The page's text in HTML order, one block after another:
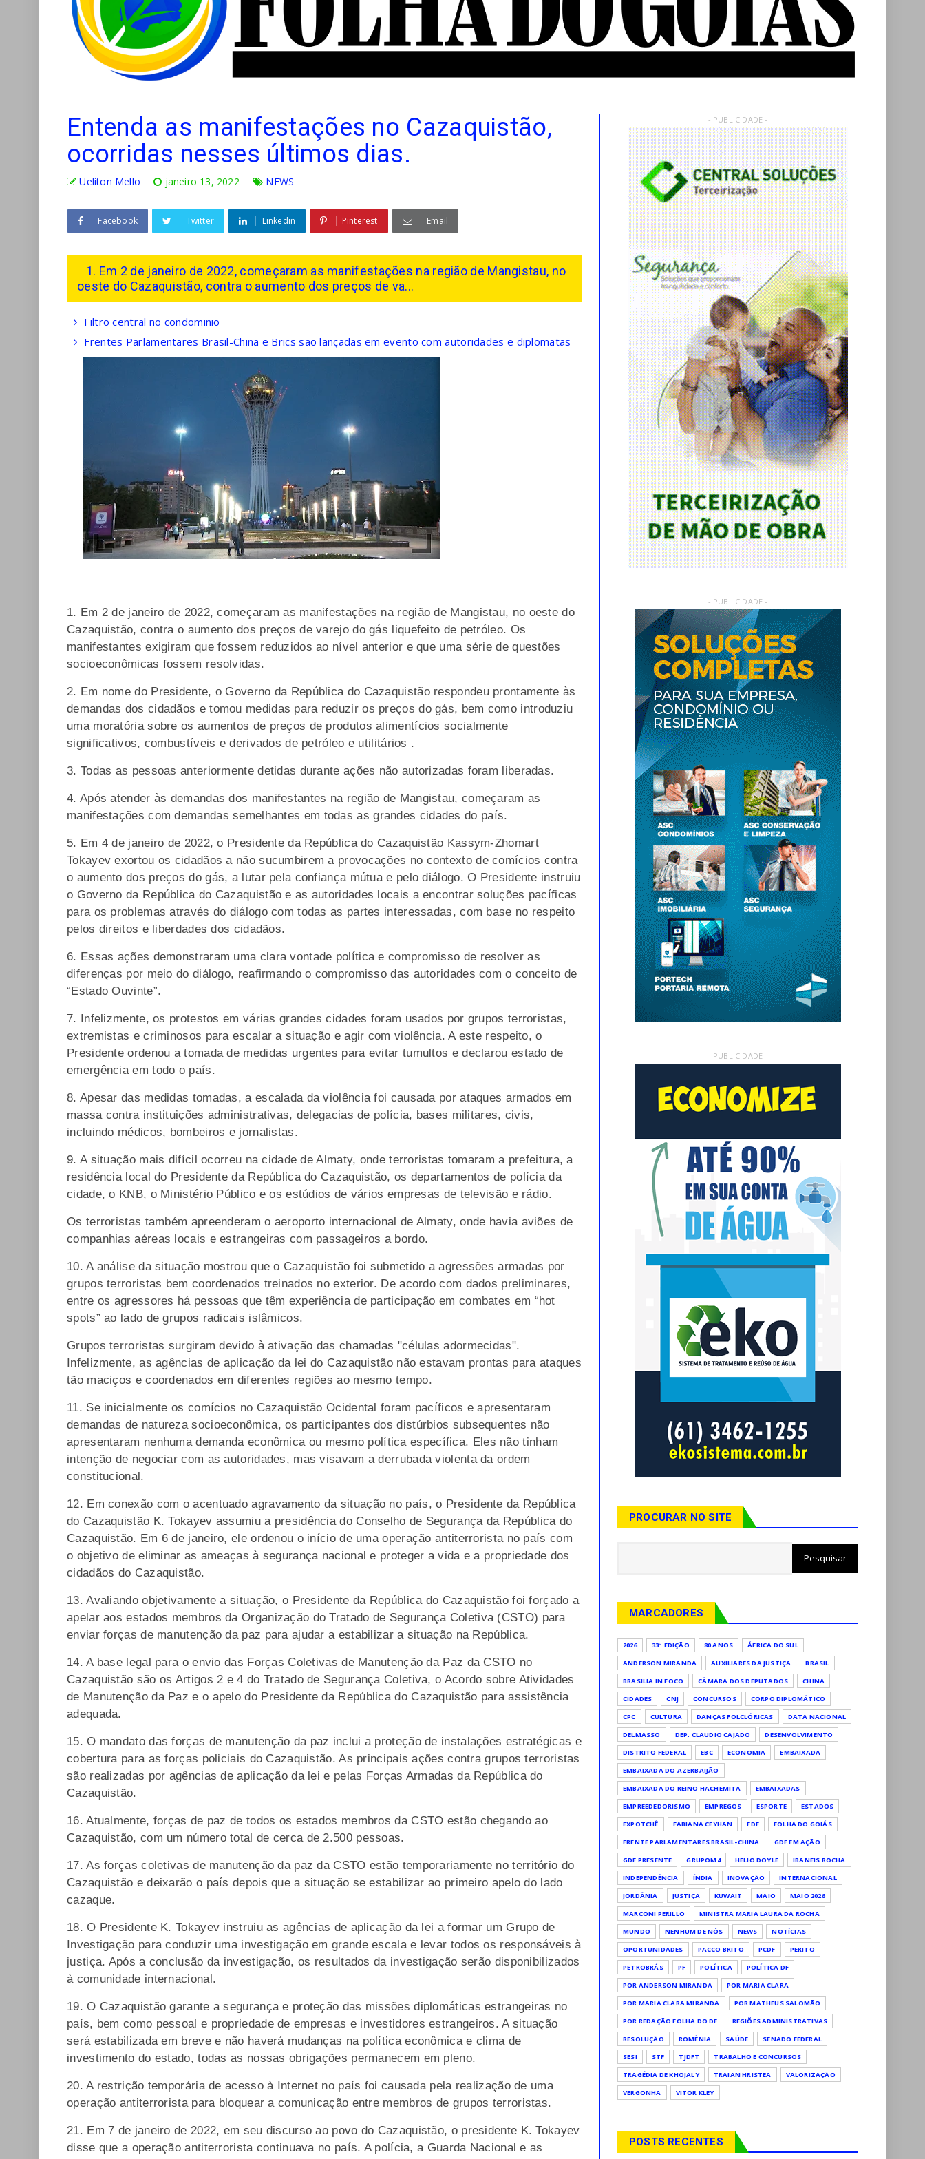
Entenda as manifestações no Cazaquistão,
ocorridas nesses últimos dias.
Ueliton Mello janeiro 13, 2022 NEWS
Facebook Twitter Linkedin Pinterest Email
1. Em 2 de janeiro de 2022, começaram as manifestações na região de Mangistau, no
oeste do Cazaquistão, contra o aumento dos preços de va...
Filtro central no condominio
Frentes Parlamentares Brasil-China e Brics são lançadas em evento com autoridades e diplomatas
1. Em 2 de janeiro de 2022, começaram as manifestações na região de Mangistau, no oeste do
Cazaquistão, contra o aumento dos preços de varejo do gás liquefeito de petróleo. Os
manifestantes exigiram que fossem reduzidos ao nível anterior e que uma série de questões
socioeconômicas fossem resolvidas.
2. Em nome do Presidente, o Governo da República do Cazaquistão respondeu prontamente às
demandas dos cidadãos e tomou medidas para reduzir os preços do gás, bem como introduziu
uma moratória sobre os aumentos de preços de produtos alimentícios socialmente
significativos, combustíveis e derivados de petróleo e utilitários .
3. Todas as pessoas anteriormente detidas durante ações não autorizadas foram liberadas.
4. Após atender às demandas dos manifestantes na região de Mangistau, começaram as
manifestações com demandas semelhantes em todas as grandes cidades do país.
5. Em 4 de janeiro de 2022, o Presidente da República do Cazaquistão Kassym-Zhomart
Tokayev exortou os cidadãos a não sucumbirem a provocações no contexto de comícios contra
o aumento dos preços do gás, a lutar pela confiança mútua e pelo diálogo. O Presidente instruiu
o Governo da República do Cazaquistão e as autoridades locais a encontrar soluções pacíficas
para os problemas através do diálogo com todas as partes interessadas, com base no respeito
pelos direitos e liberdades dos cidadãos.
6. Essas ações demonstraram uma clara vontade política e compromisso de resolver as
diferenças por meio do diálogo, reafirmando o compromisso das autoridades com o conceito de
“Estado Ouvinte”.
7. Infelizmente, os protestos em várias grandes cidades foram usados por grupos terroristas,
extremistas e criminosos para escalar a situação e agir com violência. A este respeito, o
Presidente ordenou a tomada de medidas urgentes para evitar tumultos e declarou estado de
emergência em todo o país.
8. Apesar das medidas tomadas, a escalada da violência foi causada por ataques armados em
massa contra instituições administrativas, delegacias de polícia, bases militares, civis,
incluindo médicos, bombeiros e jornalistas.
9. A situação mais difícil ocorreu na cidade de Almaty, onde terroristas tomaram a prefeitura, a
residência local do Presidente da República do Cazaquistão, os departamentos de polícia da
cidade, o KNB, o Ministério Público e os estúdios de vários empresas de televisão e rádio.
Os terroristas também apreenderam o aeroporto internacional de Almaty, onde havia aviões de
companhias aéreas locais e estrangeiras com passageiros a bordo.
10. A análise da situação mostrou que o Cazaquistão foi submetido a agressões armadas por
grupos terroristas bem coordenados treinados no exterior. De acordo com dados preliminares,
entre os agressores há pessoas que têm experiência de participação em combates em “hot
spots” ao lado de grupos radicais islâmicos.
Grupos terroristas surgiram devido à ativação das chamadas "células adormecidas".
Infelizmente, as agências de aplicação da lei do Cazaquistão não estavam prontas para ataques
tão maciços e coordenados em diferentes regiões ao mesmo tempo.
11. Se inicialmente os comícios no Cazaquistão Ocidental foram pacíficos e apresentaram
demandas de natureza socioeconômica, os participantes dos distúrbios subsequentes não
apresentaram nenhuma demanda econômica ou mesmo política específica. Eles não tinham
intenção de negociar com as autoridades, mas visavam a derrubada violenta da ordem
constitucional.
12. Em conexão com o acentuado agravamento da situação no país, o Presidente da República
do Cazaquistão K. Tokayev assumiu a presidência do Conselho de Segurança da República do
Cazaquistão. Em 6 de janeiro, ele ordenou o início de uma operação antiterrorista no país com
o objetivo de eliminar as ameaças à segurança nacional e proteger a vida e a propriedade dos
cidadãos do Cazaquistão.
13. Avaliando objetivamente a situação, o Presidente da República do Cazaquistão foi forçado a
apelar aos estados membros da Organização do Tratado de Segurança Coletiva (CSTO) para
enviar forças de manutenção da paz para ajudar a estabilizar a situação na República.
14. A base legal para o envio das Forças Coletivas de Manutenção da Paz da CSTO no
Cazaquistão são os Artigos 2 e 4 do Tratado de Segurança Coletiva, o Acordo sobre Atividades
de Manutenção da Paz e o apelo do Presidente da República do Cazaquistão para assistência
adequada.
15. O mandato das forças de manutenção da paz inclui a proteção de instalações estratégicas e
cobertura para as forças policiais do Cazaquistão. As principais ações contra grupos terroristas
são realizadas por agências de aplicação da lei e pelas Forças Armadas da República do
Cazaquistão.
16. Atualmente, forças de paz de todos os estados membros da CSTO estão chegando ao
Cazaquistão, com um número total de cerca de 2.500 pessoas.
17. As forças coletivas de manutenção da paz da CSTO estão temporariamente no território do
Cazaquistão e deixarão o país depois que a situação se estabilizar ao primeiro apelo do lado
cazaque.
18. O Presidente K. Tokayev instruiu as agências de aplicação da lei a formar um Grupo de
Investigação para conduzir uma investigação em grande escala e levar todos os responsáveis à
justiça. Após a conclusão da investigação, os resultados da investigação serão disponibilizados
à comunidade internacional.
19. O Cazaquistão garante a segurança e proteção das missões diplomáticas estrangeiras no
país, bem como pessoal e propriedade de empresas e investidores estrangeiros. A situação
será estabilizada em breve e não haverá mudanças na política econômica e clima de
investimento do estado, todas as nossas obrigações permanecem em pleno.
20. A restrição temporária de acesso à Internet no país foi causada pela realização de uma
operação antiterrorista para bloquear a comunicação entre membros de grupos terroristas.
21. Em 7 de janeiro de 2022, em seu discurso ao povo do Cazaquistão, o presidente K. Tokayev
disse que a operação antiterrorista continuava no país. A polícia, a Guarda Nacional e as
- PUBLICIDADE -
- PUBLICIDADE -
- PUBLICIDADE -
PROCURAR NO SITE
MARCADORES
2026 33ª EDIÇÃO 80 ANOS
ÁFRICA DO SUL
ANDERSON MIRANDA
AUXILIARES DA JUSTIÇA
BRASIL
BRASILIA IN FOCO
CÂMARA DOS DEPUTADOS
CHINA
CIDADES
CNJ CONCURSOS
CORPO DIPLOMÁTICO
CPC
CULTURA DANÇAS FOLCLÓRICAS
DATA NACIONAL
DELMASSO
DEP. CLAUDIO CAJADO
DESENVOLVIMENTO
DISTRITO FEDERAL
EBC ECONOMIA
EMBAIXADA
EMBAIXADA DO AZERBAIJÃO
EMBAIXADA DO REINO HACHEMITA
EMBAIXADAS
EMPREEDEDORISMO
EMPREGOS ESPORTE
ESTADOS
EXPOTCHÊ
FABIANA CEYHAN FDF
FOLHA DO GOIÁS
FRENTE PARLAMENTARES BRASIL-CHINA
GDF EM AÇÃO
GDF PRESENTE
GRUPOM4 HELIO DOYLE
IBANEIS ROCHA
INDEPENDÊNCIA
ÍNDIA INOVAÇÃO
INTERNACIONAL
JORDÂNIA
JUSTIÇA KUWAIT MAIO
MAIO 2026
MARCONI PERILLO
MINISTRA MARIA LAURA DA ROCHA
MUNDO
NENHUM DE NÓS NEWS
NOTÍCIAS
OPORTUNIDADES
PACCO BRITO PCDF
PERITO
PETROBRÁS
PF POLÍTICA
POLÍTICA DF
POR ANDERSON MIRANDA
POR MARIA CLARA
POR MARIA CLARA MIRANDA
POR MATHEUS SALOMÃO
POR REDAÇÃO FOLHA DO DF
REGIÕES ADMINISTRATIVAS
RESOLUÇÃO
ROMÊNIA SAÚDE
SENADO FEDERAL
SESI
STF TJDFT
TRABALHO E CONCURSOS
TRAGÉDIA DE KHOJALY
TRAIAN HRISTEA
VALORIZAÇÃO
VERGONHA
VITOR KLEY
POSTS RECENTES